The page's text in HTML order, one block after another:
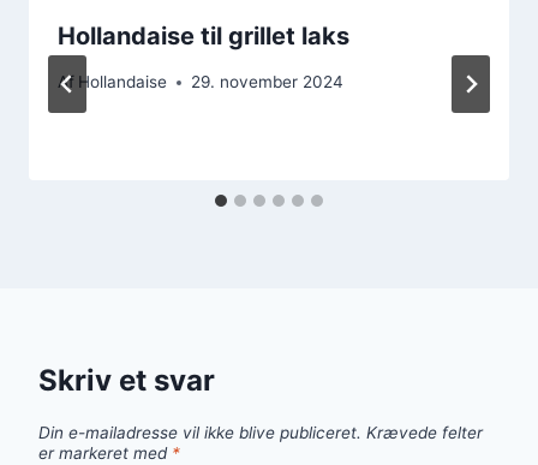
Hollandaise til grillet laks
Af Hollandaise 29. november 2024
Skriv et svar
Din e-mailadresse vil ikke blive publiceret. Krævede felter
er markeret med *